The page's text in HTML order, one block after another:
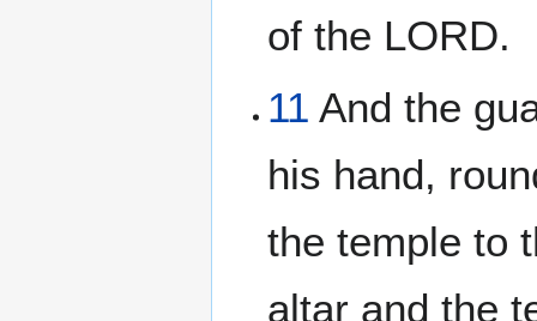
of the LORD.
11 And the
his hand,
the temple to
altar and the